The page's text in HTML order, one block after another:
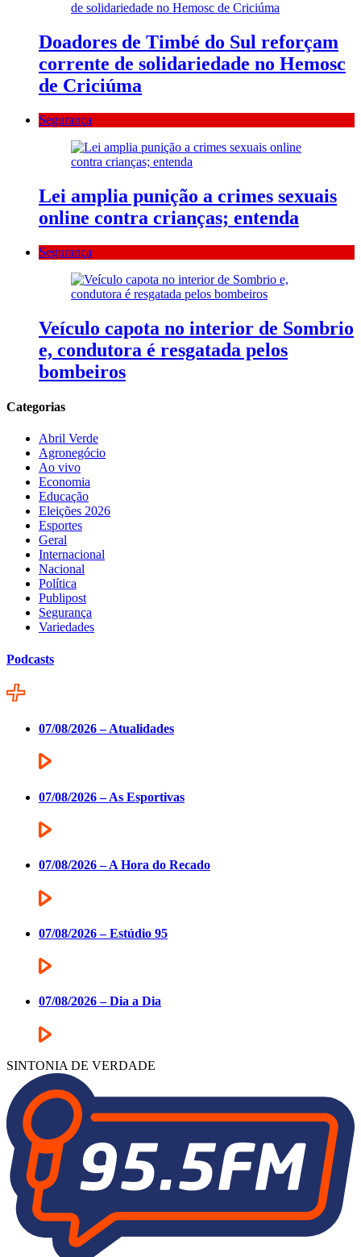
Doadores de Timbé do Sul reforçam
corrente de solidariedade no Hemosc
de Criciúma
Segurança
Lei amplia punição a crimes sexuais
online contra crianças; entenda
Segurança
Veículo capota no interior de Sombrio
e, condutora é resgatada pelos
bombeiros
Categorias
Abril Verde
Agronegócio
Ao vivo
Economia
Educação
Eleições 2026
Esportes
Geral
Internacional
Nacional
Política
Publipost
Segurança
Variedades
Podcasts
07/08/2026 – Atualidades
07/08/2026 – As Esportivas
07/08/2026 – A Hora do Recado
07/08/2026 – Estúdio 95
07/08/2026 – Dia a Dia
SINTONIA DE VERDADE